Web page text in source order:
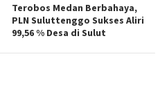
Terobos Medan Berbahaya,
PLN Suluttenggo Sukses Aliri
99,56 % Desa di Sulut